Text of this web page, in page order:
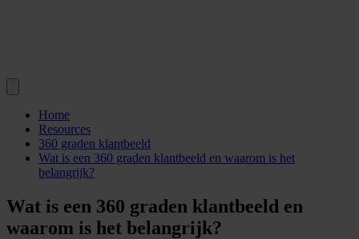
Home
Resources
360 graden klantbeeld
Wat is een 360 graden klantbeeld en waarom is het
belangrijk?
Wat is een 360 graden klantbeeld en
waarom is het belangrijk?